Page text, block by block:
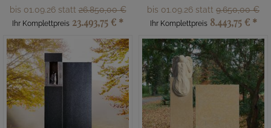
bis 01.09.26 statt26.850,00 €
Ihr Komplettpreis 23.493,75 € *
bis 01.09.26 statt 9.650,00 €
Ihr Komplettpreis 8.443,75 € *